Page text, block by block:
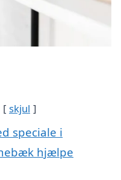
skjul
speciale i
hjælpe